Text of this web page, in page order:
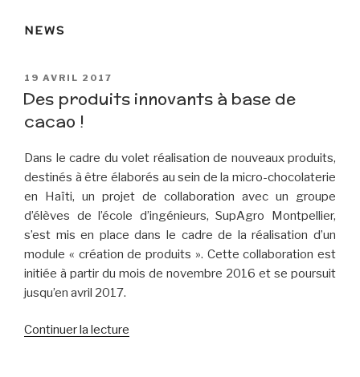
NEWS
PUBLIÉ
LE
19 AVRIL 2017
Des produits innovants à base de
cacao !
Dans le cadre du volet réalisation de nouveaux produits,
destinés à être élaborés au sein de la micro-chocolaterie
en Haïti, un projet de collaboration avec un groupe
d’élèves de l’école d’ingénieurs, SupAgro Montpellier,
s’est mis en place dans le cadre de la réalisation d’un
module « création de produits ». Cette collaboration est
initiée à partir du mois de novembre 2016 et se poursuit
jusqu’en avril 2017.
Continuer la lecture